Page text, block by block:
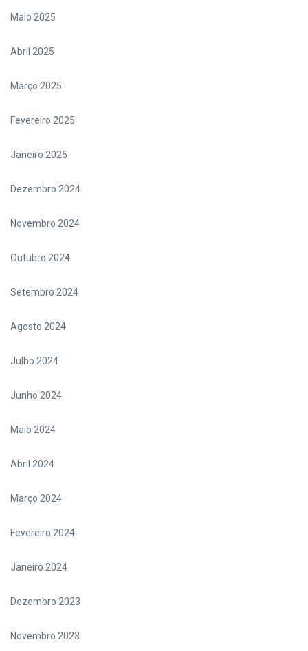
Maio 2025
Abril 2025
Março 2025
Fevereiro 2025
Janeiro 2025
Dezembro 2024
Novembro 2024
Outubro 2024
Setembro 2024
Agosto 2024
Julho 2024
Junho 2024
Maio 2024
Abril 2024
Março 2024
Fevereiro 2024
Janeiro 2024
Dezembro 2023
Novembro 2023